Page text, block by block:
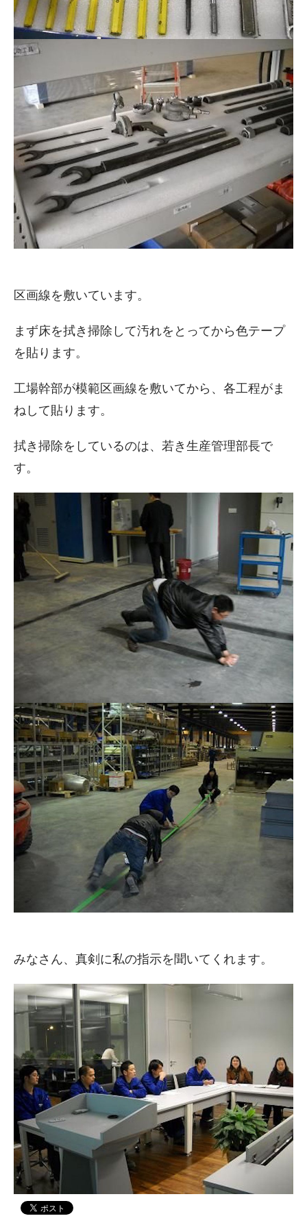
区画線を敷いています。
まず床を拭き掃除して汚れをとってから色テープ
を貼ります。
工場幹部が模範区画線を敷いてから、各工程がま
ねして貼ります。
拭き掃除をしているのは、若き生産管理部長で
す。
みなさん、真剣に私の指示を聞いてくれます。